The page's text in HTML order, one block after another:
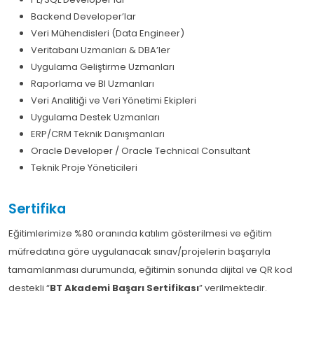
Backend Developer’lar
Veri Mühendisleri (Data Engineer)
Veritabanı Uzmanları & DBA’ler
Uygulama Geliştirme Uzmanları
Raporlama ve BI Uzmanları
Veri Analitiği ve Veri Yönetimi Ekipleri
Uygulama Destek Uzmanları
ERP/CRM Teknik Danışmanları
Oracle Developer / Oracle Technical Consultant
Teknik Proje Yöneticileri
Sertifika
Eğitimlerimize %80 oranında katılım gösterilmesi ve eğitim
müfredatına göre uygulanacak sınav/projelerin başarıyla
tamamlanması durumunda, eğitimin sonunda dijital ve QR kod
destekli “BT Akademi Başarı Sertifikası” verilmektedir.